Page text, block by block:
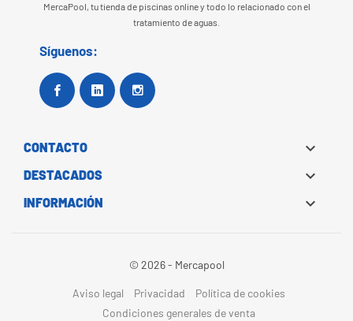
MercaPool, tu tienda de piscinas online y todo lo relacionado con el
tratamiento de aguas.
Síguenos:
Facebook Google+
CONTACTO 
DESTACADOS 
INFORMACIÓN 
© 2026 - Mercapool
Aviso legal Privacidad
Política de cookies
Condiciones generales de venta